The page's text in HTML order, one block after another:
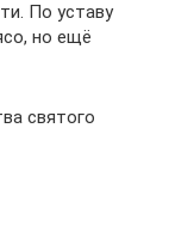
По уставу
но ещё
святого